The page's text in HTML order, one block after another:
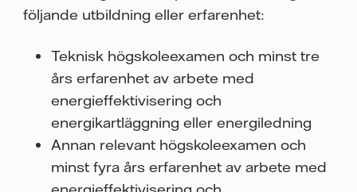
följande utbildning eller erfarenhet:
Teknisk högskoleexamen och minst tre
års erfarenhet av arbete med
energieffektivisering och
energikartläggning eller energiledning
Annan relevant högskoleexamen och
minst fyra års erfarenhet av arbete med